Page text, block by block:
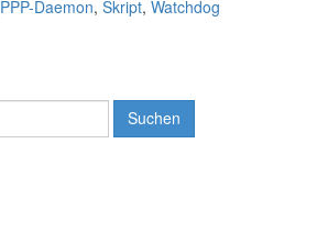
PPP-Daemon, Skript, Watchdog